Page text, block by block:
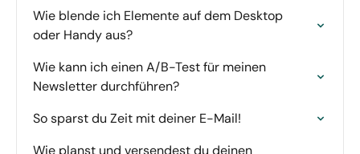
Wie blende ich Elemente auf dem Desktop
oder Handy aus?
Wie kann ich einen A/B-Test für meinen
Newsletter durchführen?
So sparst du Zeit mit deiner E-Mail!
Wie planst und versendest du deinen